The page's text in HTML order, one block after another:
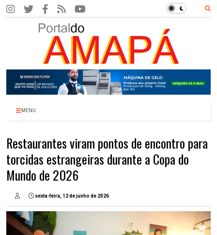
MENU
Restaurantes viram pontos de encontro para
torcidas estrangeiras durante a Copa do
Mundo de 2026
sexta-feira, 12 de junho de 2026